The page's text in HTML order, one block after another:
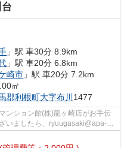
」駅 車30分 8.9km
」駅 車20分 6.8km
崎市 」駅 車20分 7.2km
㎡
郡利根町大字布川 1477
ンション館(株)龍ヶ崎店がお手伝
いましたら、ryuugasaki@apa-